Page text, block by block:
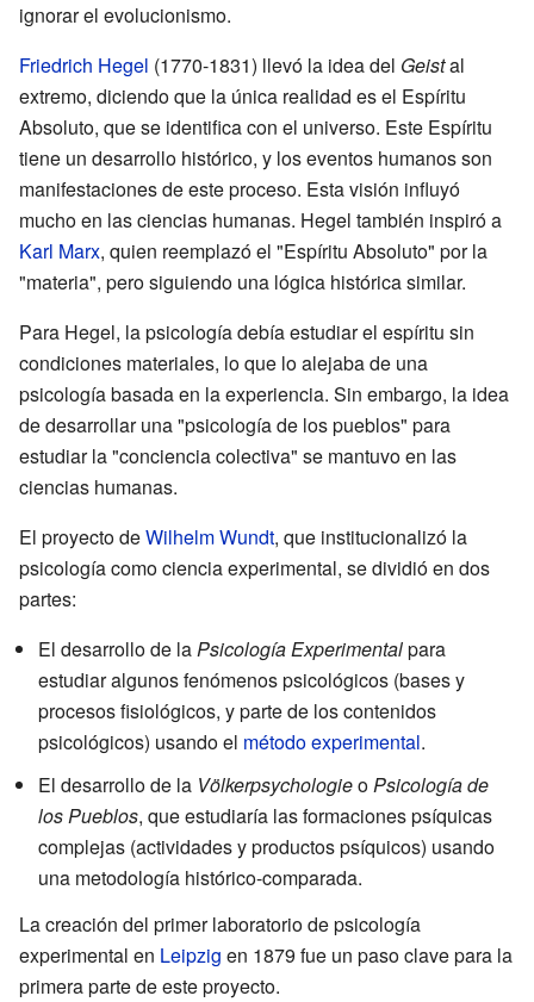
ignorar el evolucionismo.
Friedrich Hegel (1770-1831) llevó la idea del Geistal
extremo, diciendo que la única realidad es el Espíritu
Absoluto, que se identifica con el universo. Este Espíritu
tiene un desarrollo histórico, y los eventos humanos son
manifestaciones de este proceso. Esta visión influyó
mucho en las ciencias humanas. Hegel también inspiró a
Karl Marx, quien reemplazó el "Espíritu Absoluto" por la
"materia", pero siguiendo una lógica histórica similar.
Para Hegel, la psicología debía estudiar el espíritu sin
condiciones materiales, lo que lo alejaba de una
psicología basada en la experiencia. Sin embargo, la idea
de desarrollar una "psicología de los pueblos" para
estudiar la "conciencia colectiva" se mantuvo en las
ciencias humanas.
El proyecto deWilhelm Wundt, que institucionalizó la
psicología como ciencia experimental, se dividió en dos
partes:
El desarrollo de laPsicología Experimentalpara
estudiar algunos fenómenos psicológicos (bases y
procesos fisiológicos, y parte de los contenidos
psicológicos) usando el método experimental.
El desarrollo de la VölkerpsychologieoPsicología de
los Pueblos, que estudiaría las formaciones psíquicas
complejas (actividades y productos psíquicos) usando
una metodología histórico-comparada.
La creación del primer laboratorio de psicología
experimental en Leipzig en 1879 fue un paso clave para la
primera parte de este proyecto.